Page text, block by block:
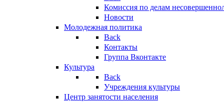
Комиссия по делам
Новости
Молодежная политика
Back
Контакты
Группа Вконтакте
Культура
Back
Учреждения культуры
Центр занятости населения